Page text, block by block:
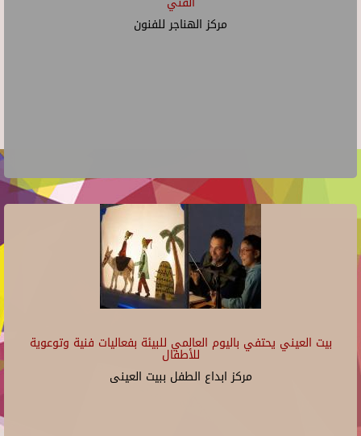
مركز الهناجر للفنون
بيت العيني يحتفي باليوم العالمي للبيئة بفعاليات فنية وتوعوية
للأطفال
مركز ابداع الطفل ببيت العينى